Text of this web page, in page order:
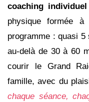
coaching
physique formée
programme : quasi
au-delà de 30 à 60
courir le Grand
famille, avec du
chaque séance,